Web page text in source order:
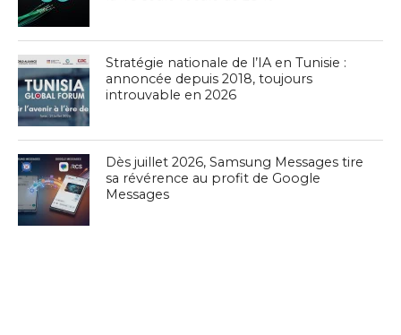
Stratégie nationale de l’IA en Tunisie :
annoncée depuis 2018, toujours
introuvable en 2026
Dès juillet 2026, Samsung Messages tire
sa révérence au profit de Google
Messages